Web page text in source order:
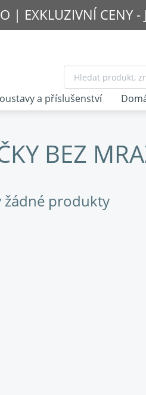
| EXKLUZIVNÍ CENY
BEZ
žádné produkty
a příslušenství